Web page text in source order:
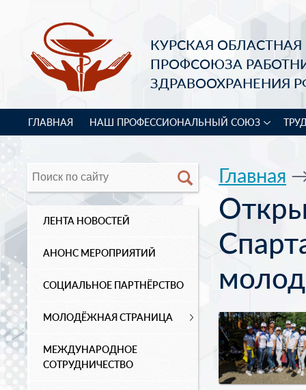
КУРСКАЯ
ПРОФСОЮЗА
ЗДРАВООХРАНЕНИЯ
ГЛАВНАЯ НАШ ПРОФЕССИОНАЛЬНЫЙ СОЮЗ
ЛЕНТА НОВОСТЕЙ
АНОНС МЕРОПРИЯТИЙ
СОЦИАЛЬНОЕ ПАРТНЁРСТВО
МОЛОДЁЖНАЯ СТРАНИЦА
МЕЖДУНАРОДНОЕ
СОТРУДНИЧЕСТВО
Главная